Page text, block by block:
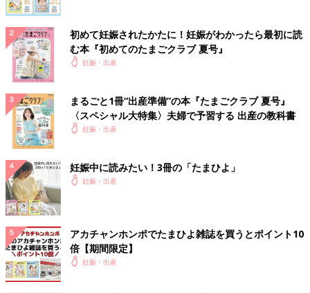
でしたが、18週6日におなかのポコポコ(腸のガスが動く感じで)
【ずっと気づかなかった】
病院で先生や看護師さんに「そろそろ胎動を感じるでしょう！」
と言われましたがわからず…おなかはぐるぐるするけどポコポコ
するような～とは思っていました。でも、それが胎動でした
(笑)。
【確信をもてたのは20週を超えてから】
はじめてなら20週くらいとか、よく雑誌に書かれています。私
も、これが胎動だと確信がもてたのは20週を超えてからでした。
それまでも、夜とかじっとしているときに感じてはいましたが、
ハッキリとはわからず、胎動の感じがわかってから、きっとアレ
も胎動だったんだなぁって思いました。
胎動の感じ方
初めて妊娠されたかたに！妊娠がわかったら最初に読
む本『初めてのたまごクラブ 夏号』
妊娠・出産
まるごと1冊“出産準備”の本『たまごクラブ 夏号』
〈スペシャル大特集〉夫婦で予習する 出産の教科書
妊娠・出産
妊娠中に読みたい！3冊の「たまひよ」
妊娠・出産
アカチャンホンポでたまひよ雑誌を買うとポイント10
倍【期間限定】
妊娠・出産